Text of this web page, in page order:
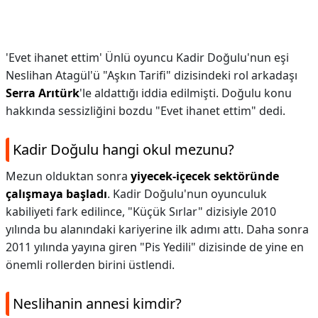
'Evet ihanet ettim' Ünlü oyuncu Kadir Doğulu'nun eşi
Neslihan Atagül'ü "Aşkın Tarifi" dizisindeki rol arkadaşı
Serra Arıtürk'le aldattığı iddia edilmişti. Doğulu konu
hakkında sessizliğini bozdu "Evet ihanet ettim" dedi.
Kadir Doğulu hangi okul mezunu?
Mezun olduktan sonra yiyecek-içecek sektöründe
çalışmaya başladı. Kadir Doğulu'nun oyunculuk
kabiliyeti fark edilince, "Küçük Sırlar" dizisiyle 2010
yılında bu alanındaki kariyerine ilk adımı attı. Daha sonra
2011 yılında yayına giren "Pis Yedili" dizisinde de yine en
önemli rollerden birini üstlendi.
Neslihanin annesi kimdir?